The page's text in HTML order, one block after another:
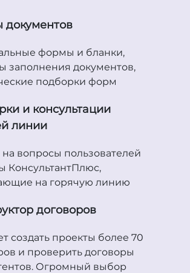
формы и бланки,
заполнения документов,
подборки форм
и консультации
линии
вопросы пользователей
КонсультантПлюс,
на горячую линию
договоров
создать проекты более 70
и проверить договоры
Огромный выбор